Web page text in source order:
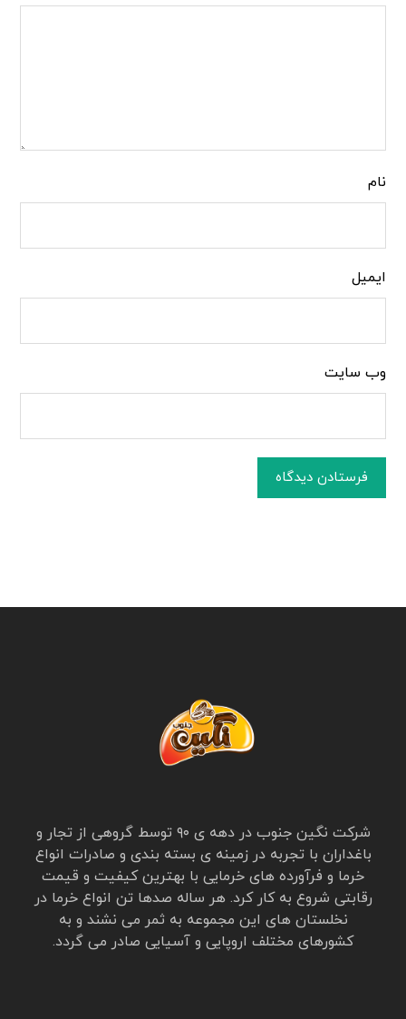
نام
ایمیل
وب‌ سایت
فرستادن دیدگاه
شرکت نگین جنوب در دهه ی ۹۰ توسط گروهی از تجار و
باغداران با تجربه در زمینه ی بسته بندی و صادرات انواع
خرما و فرآورده های خرمایی با بهترین کیفیت و قیمت
رقابتی شروع به کار کرد. هر ساله صدها تن انواع خرما در
نخلستان های این مجموعه به ثمر می نشند و به
کشورهای مختلف اروپایی و آسیایی صادر می گردد.